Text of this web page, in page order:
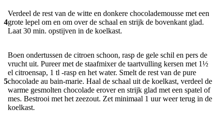
4
Verdeel de rest van de witte en donkere chocolademousse met een
grote lepel om en om over de schaal en strijk de bovenkant glad.
Laat 30 min. opstijven in de koelkast.
5
Boen ondertussen de citroen schoon, rasp de gele schil en pers de
vrucht uit. Pureer met de staafmixer de taartvulling kersen met 1½
el citroensap, 1 tl -rasp en het water. Smelt de rest van de pure
chocolade au bain-marie. Haal de schaal uit de koelkast, verdeel de
warme gesmolten chocolade erover en strijk glad met een spatel of
mes. Bestrooi met het zeezout. Zet minimaal 1 uur weer terug in de
koelkast.